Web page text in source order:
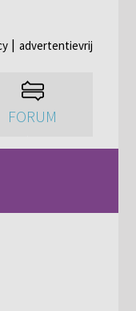
advertentievrij
FORUM